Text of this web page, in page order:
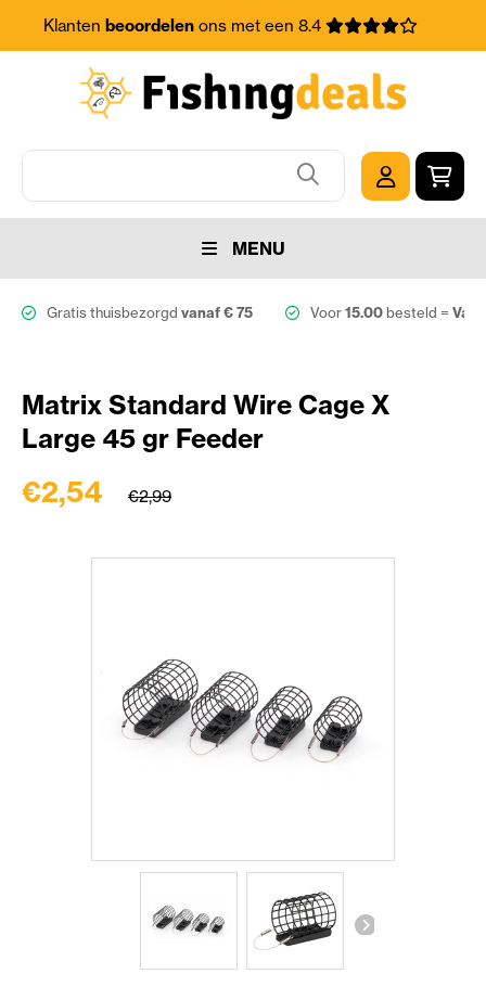
Klanten beoordelenons met een 8.4
MENU
Gratis thuisbezorgd vanaf € 75 Voor15.00besteld =
Matrix Standard Wire Cage X
Large 45 gr Feeder
€2,54 €2,99